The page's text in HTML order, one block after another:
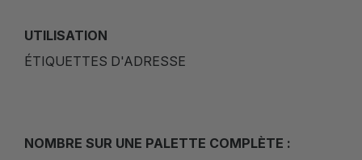
UTILISATION
ÉTIQUETTES D'ADRESSE
NOMBRE SUR UNE PALETTE COMPLÈTE :